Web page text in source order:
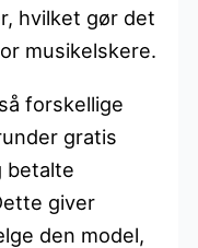
hvilket gør det
musikelskere.
forskellige
gratis
betalte
giver
den model,